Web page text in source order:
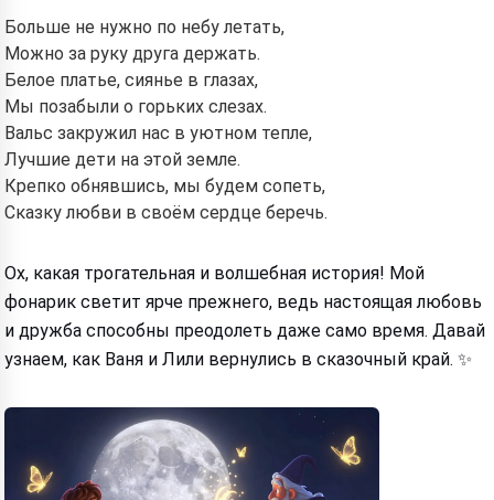
Больше не нужно по небу летать,
Можно за руку друга держать.
Белое платье, сиянье в глазах,
Мы позабыли о горьких слезах.
Вальс закружил нас в уютном тепле,
Лучшие дети на этой земле.
Крепко обнявшись, мы будем сопеть,
Сказку любви в своём сердце беречь.
Ох, какая трогательная и волшебная история! Мой
фонарик светит ярче прежнего, ведь настоящая любовь
и дружба способны преодолеть даже само время. Давай
узнаем, как Ваня и Лили вернулись в сказочный край. ✨